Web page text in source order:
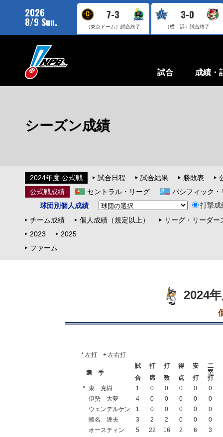
2026
8/9 Sun.
7-3
（東京ドーム）試合終了
3-0
（横 浜）試合終了
試合 成績・
シーズン成績
2024年度 公式戦 試合日程 試合結果 勝敗表
公式戦成績
セントラル・リーグ
パシフィック・
球団別個人成績
打撃成
チーム成績
個人成績（規定以上）
リーグ・リーダー
2023
2025
ファーム
2024
* 左打 + 左右打
選 手
試
合
打
席
打
数
得
点
安
打
二
塁
打
* 東 克樹 1 0 0 0 0
0
伊勢 大夢
4 0 0 0 0
0
ウェンデルケン
1 0 0 0 0
0
蝦名 達夫
3 2 2 0 0
0
オースティン
5 22 16 2 6
3